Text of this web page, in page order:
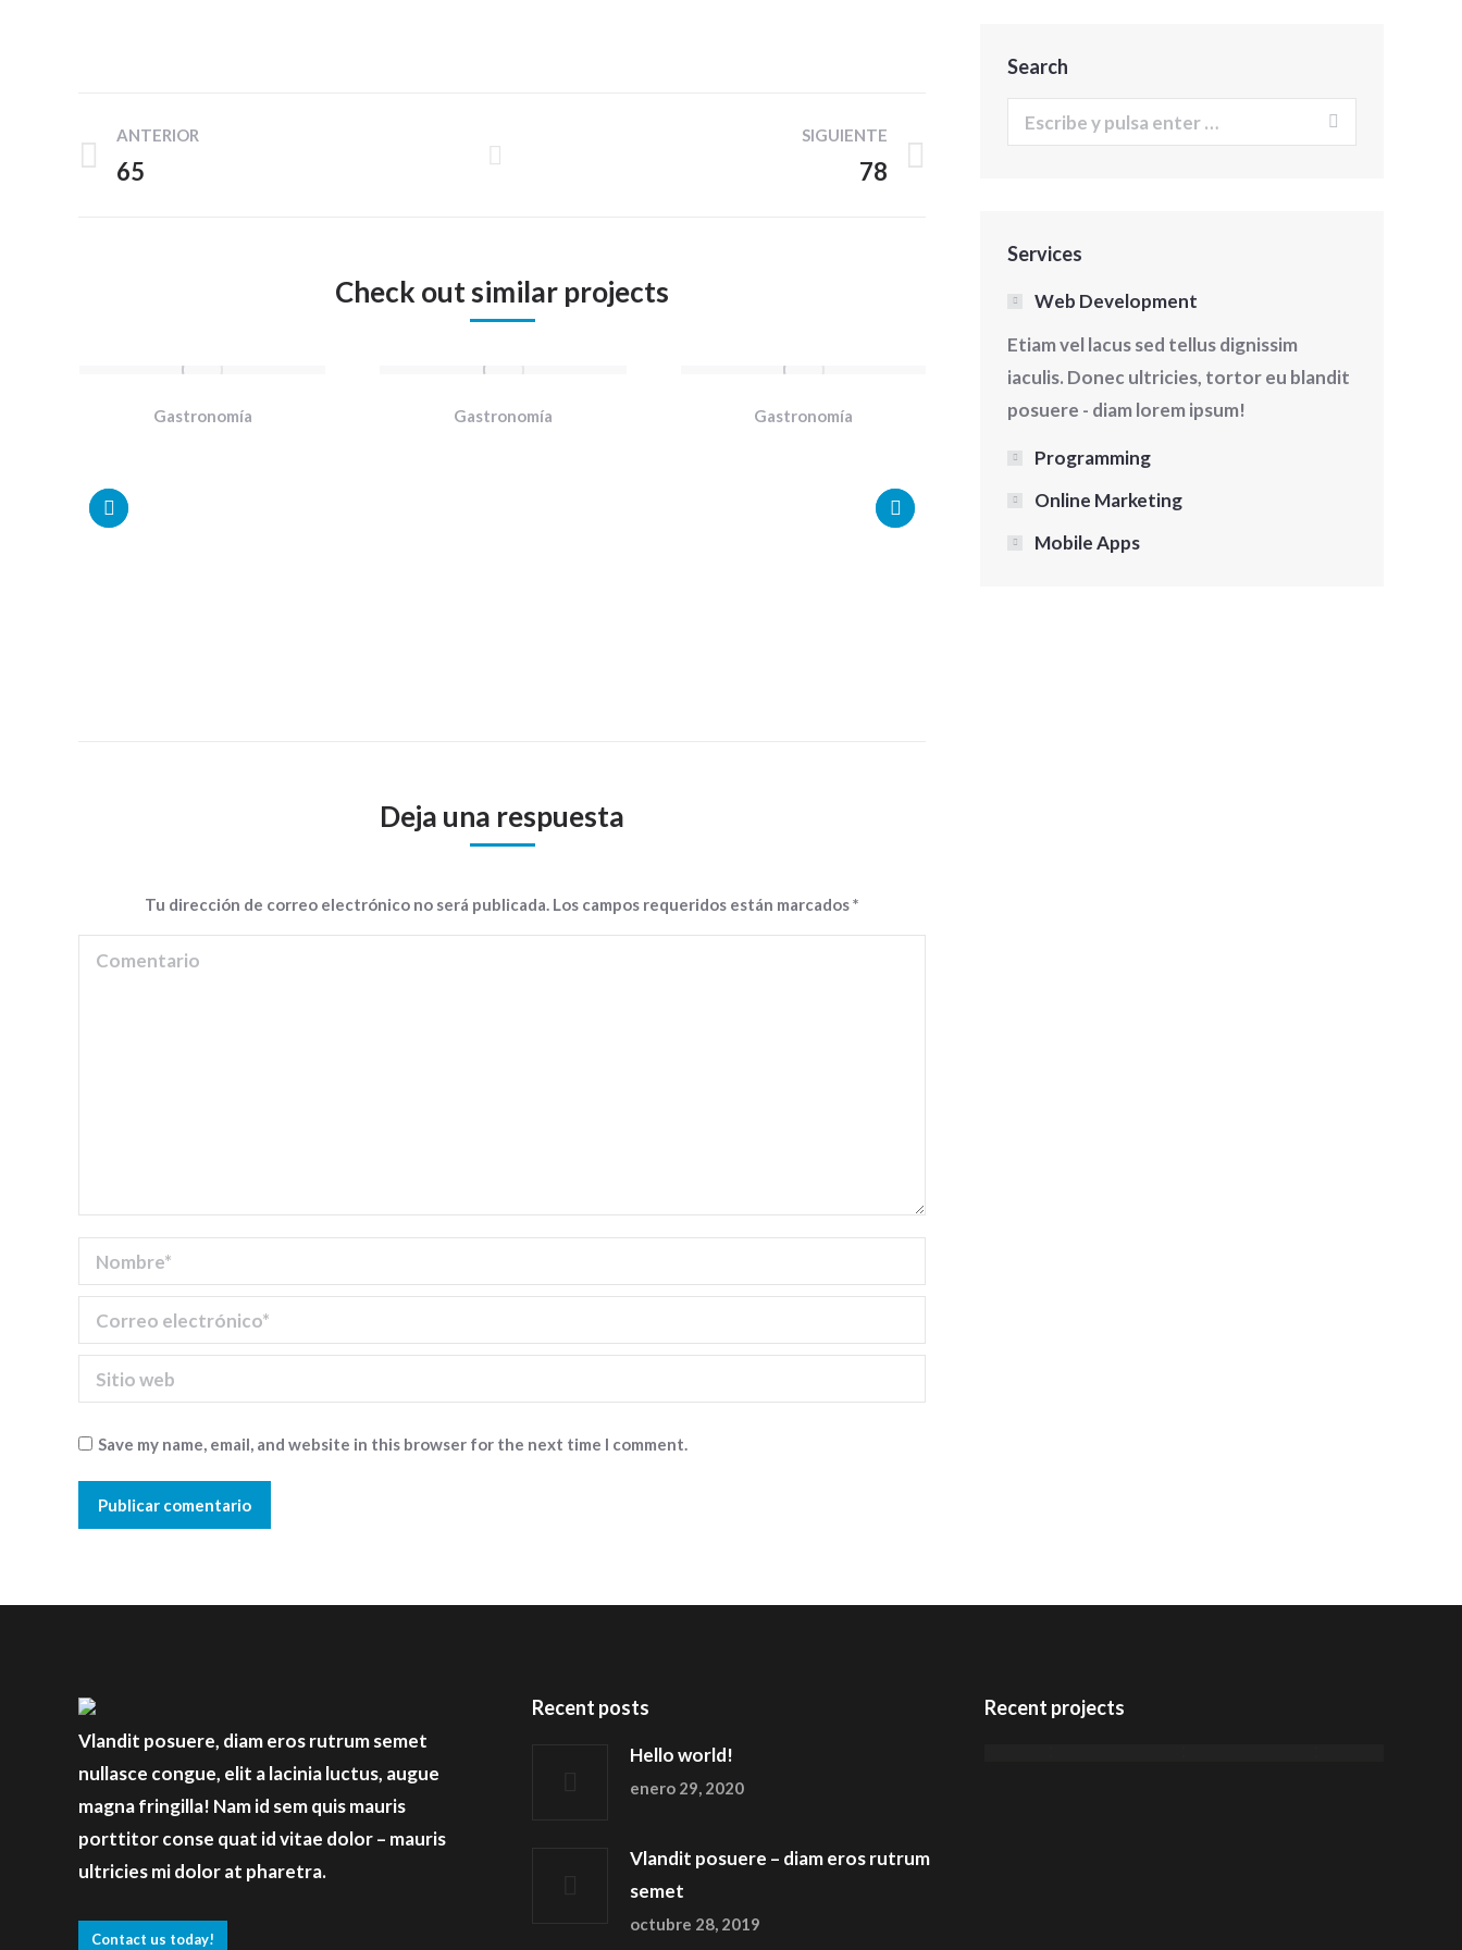
entre
proyectos
ANTERIOR
Proyecto
65
SIGUIENTE
78
Check out similar projects
Gastronomía Gastronomía Gastronomía Gastronomía
Deja una respuesta
Tu dirección de correo electrónico no será publicada. Los campos requeridos están marcados*
Comentario
Nombre *
Correo electrónico *
Sitio web
Save my name, email, and website in this browser for the next time I comment.
Publicar comentario
Search
Buscar:
Services
Web Development
Etiam vel lacus sed tellus dignissim
iaculis. Donec ultricies, tortor eu blandit
posuere - diam lorem ipsum!
Programming
Online Marketing
Mobile Apps
Vlandit posuere, diam eros rutrum semet
nullasce congue, elit a lacinia luctus, augue
magna fringilla! Nam id sem quis mauris
porttitor conse quat id vitae dolor – mauris
ultricies mi dolor at pharetra.
Contact us today!
Recent posts
Hello world!
enero 29, 2020
Vlandit posuere – diam eros rutrum
semet
octubre 28, 2019
Recent projects